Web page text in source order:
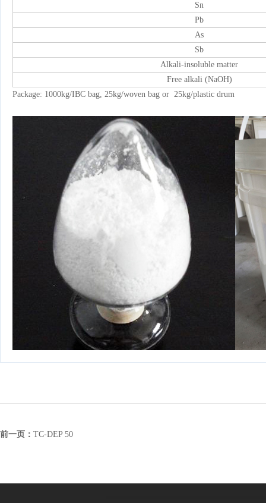
Sn
Pb
As
Sb
Alkali-insoluble matter
Free alkali (NaOH)
Package: 1000kg/IBC bag, 25kg/woven bag or 25kg/plastic drum
前一页： TC-DEP 50